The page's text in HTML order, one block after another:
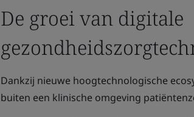
De groei van digitale
Dankzij nieuwe hoogtechnologische
buiten een klinische omgeving